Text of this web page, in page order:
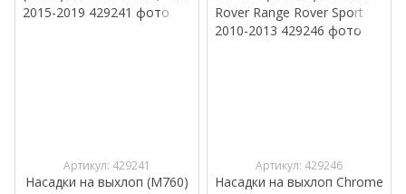
Артикул: 429241
Насадки на выхлоп (M760)
Артикул: 429246
Насадки на выхлоп Chrome